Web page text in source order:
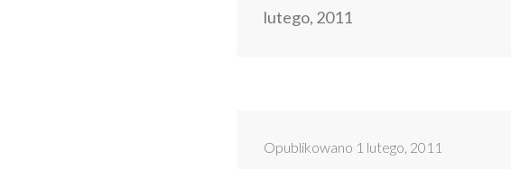
lutego, 2011
Opublikowano 1 lutego, 2011